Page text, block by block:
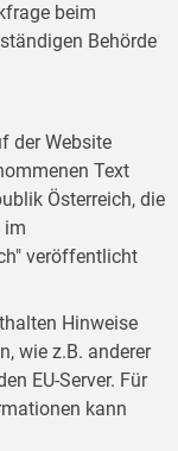
beim
Behörde
der Website
Text
Österreich, die
im
veröffentlicht
Hinweise
wie z.B. anderer
EU-Server. Für
kann